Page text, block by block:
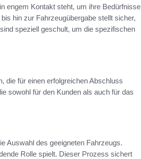
engem Kontakt steht, um ihre Bedürfnisse
hin zur Fahrzeugübergabe stellt sicher,
speziell geschult, um die spezifischen
die für einen erfolgreichen Abschluss
sowohl für den Kunden als auch für das
Auswahl des geeigneten Fahrzeugs.
Rolle spielt. Dieser Prozess sichert